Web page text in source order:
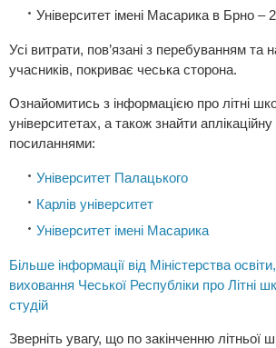
Університет імені Масарика в Брно – 2
Усі витрати, пов’язані з перебуванням та
учасників, покриває чеська сторона.
Ознайомитись з інформацією про літні
університетах, а також знайти
посиланнями:
Університет Палацького
Карлів університет
Університет імені Масарика
Більше інформації від Міністерства
виховання Чеської Республіки про Літні
студій
Зверніть увагу, що по закінченню літньої